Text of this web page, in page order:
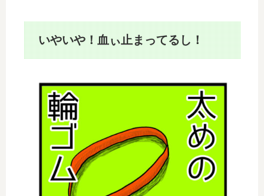
いやいや！血ぃ止まってるし！